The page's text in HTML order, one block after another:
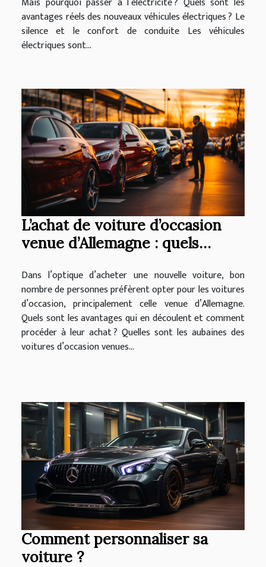
avantages réels des nouveaux véhicules électriques ? Le
silence et le confort de conduite Les véhicules
électriques sont...
L’achat de voiture d’occasion
venue d’Allemagne : quels
procéder ?
Dans l’optique d’acheter une nouvelle voiture, bon
nombre de personnes préfèrent opter pour les voitures
d’occasion, principalement celle venue d’Allemagne.
Quels sont les avantages qui en découlent et comment
procéder à leur achat ? Quelles sont les aubaines des
voitures d’occasion venues...
Comment personnaliser sa
voiture ?